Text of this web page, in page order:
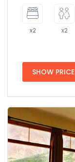
x2 x2
SHOW PRICE